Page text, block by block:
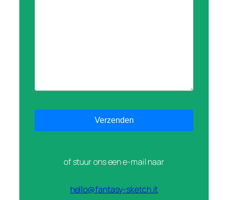
of stuur ons een e-mail naar
hello@fantasy-sketch.it